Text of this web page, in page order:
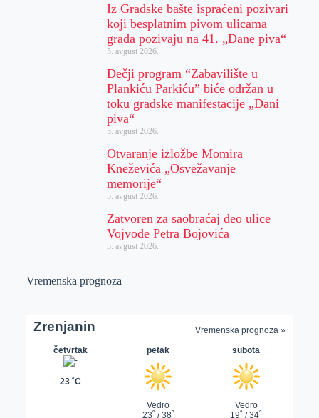
Iz Gradske bašte ispraćeni pozivari
koji besplatnim pivom ulicama
grada pozivaju na 41. „Dane piva“
5. avgust 2026.
Dečji program “Zabavilište u
Plankiću Parkiću” biće održan u
toku gradske manifestacije „Dani
piva“
5. avgust 2026.
Otvaranje izložbe Momira
Kneževića „Osvežavanje
memorije“
5. avgust 2026.
Zatvoren za saobraćaj deo ulice
Vojvode Petra Bojovića
5. avgust 2026.
Vremenska prognoza